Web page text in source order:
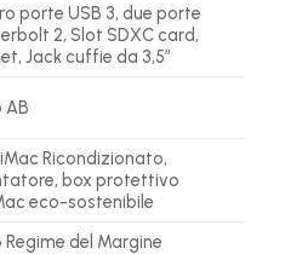
porte USB 3, due porte
2, Slot SDXC card,
Jack cuffie da 3,5″
AB
Ricondizionato,
box protettivo
eco-sostenibile
Regime del Margine